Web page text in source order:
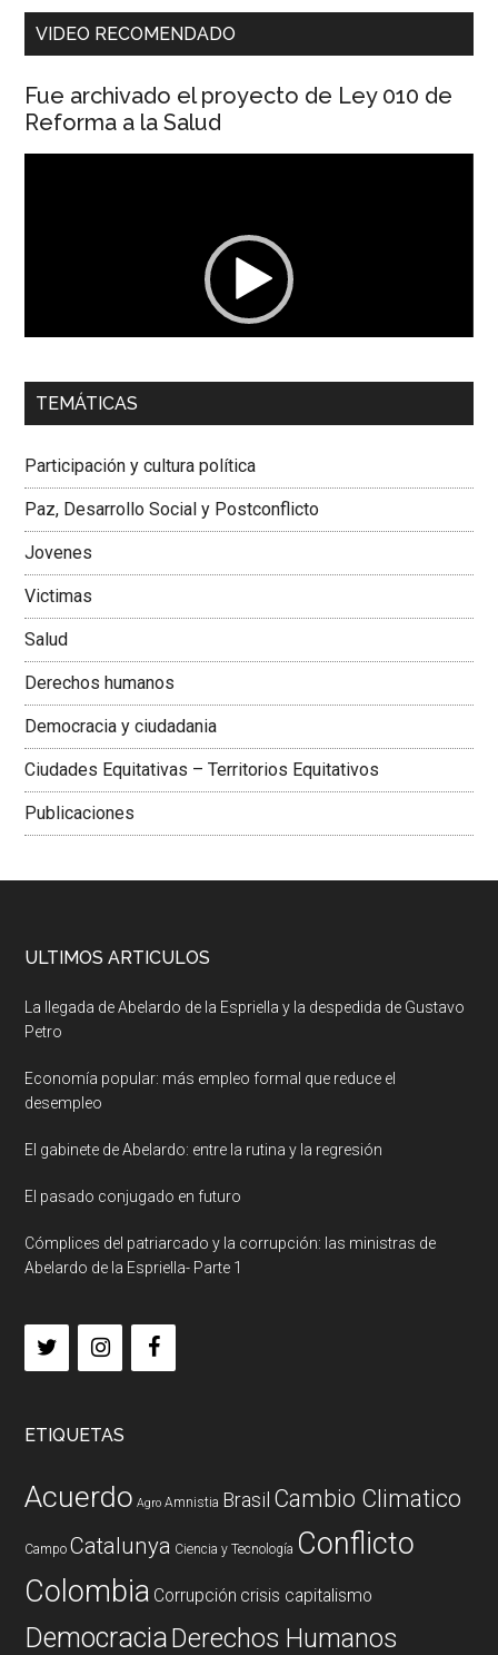
VIDEO RECOMENDADO
Fue archivado el proyecto de Ley 010 de
Reforma a la Salud
00:00 01:04
Dra. Carolina Corcho Mejía,Presidenta Corporación
Colombiana
TEMÁTICAS
Participación y cultura política
Paz, Desarrollo Social y Postconflicto
Jovenes
Victimas
Salud
Derechos humanos
Democracia y ciudadania
Ciudades Equitativas – Territorios Equitativos
Publicaciones
ULTIMOS ARTICULOS
La llegada de Abelardo de la Espriella y la despedida de Gustavo
Petro
Economía popular: más empleo formal que reduce el
desempleo
El gabinete de Abelardo: entre la rutina y la regresión
El pasado conjugado en futuro
Cómplices del patriarcado y la corrupción: las ministras de
Abelardo de la Espriella- Parte 1
ETIQUETAS
Acuerdo Agro Amnistia Brasil Cambio Climatico
Campo Catalunya Ciencia y Tecnología Conflicto
Colombia Corrupción crisis capitalismo
DemocraciaDerechos Humanos